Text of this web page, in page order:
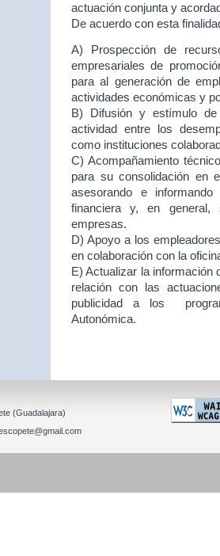
actuación conjunta y
De acuerdo con esta
A) Prospección de
empresariales de
para al generación de
actividades económicas y
B) Difusión y estímulo de
actividad entre los
como instituciones
C) Acompañamiento
para su consolidación en
asesorando e
financiera y, en
empresas.
D) Apoyo a los
en colaboración con la
E) Actualizar la información
relación con las
publicidad a los
Autonómica.
(Guadalajara)